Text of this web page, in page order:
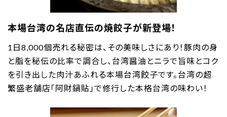
本場台湾の名店直伝の焼餃子が新登場！
1日8,000個売れる秘密は、その美味しさにあり！豚肉の身
と脂を秘伝の比率で調合し、台湾醤油とニラで旨味とコク
を引き出した肉汁あふれる本場台湾餃子です。台湾の超
繁盛老舗店「阿財鍋貼」で修行した本格台湾の味わい！